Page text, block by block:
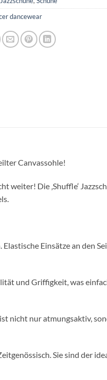
dancewear
Canvassohle!
weiter! Die ‚Shuffle‘
Einsätze an den
und Griffigkeit, was
nicht nur atmungsaktiv,
Sie sind der